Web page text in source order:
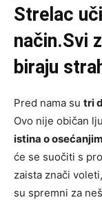
Strelac
način.Svi
biraju
Pred nama su tri
Ovo nije običan
istina o
će se suočiti s
zaista znači
su spremni za